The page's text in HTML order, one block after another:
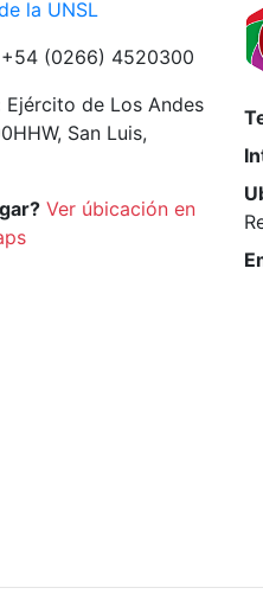
+54 (0266) 4520300
Ejército de Los Andes
San Luis,
Ver úbicación en